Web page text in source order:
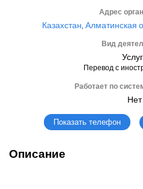
Адрес
Казахстан, Алматинская
Вид
Перевод с
Работает по
Нет
Показать телефон
Описание